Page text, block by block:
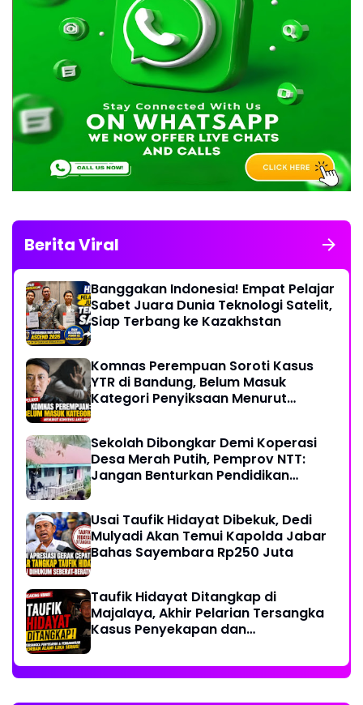
Berita Viral
Banggakan Indonesia! Empat Pelajar
Sabet Juara Dunia Teknologi Satelit,
Siap Terbang ke Kazakhstan
Komnas Perempuan Soroti Kasus
YTR di Bandung, Belum Masuk
Kategori Penyiksaan Menurut
Sekolah Dibongkar Demi Koperasi
Desa Merah Putih, Pemprov NTT:
Jangan Benturkan Pendidikan
Usai Taufik Hidayat Dibekuk, Dedi
Mulyadi Akan Temui Kapolda Jabar
Bahas Sayembara Rp250 Juta
Taufik Hidayat Ditangkap di
Majalaya, Akhir Pelarian Tersangka
Kasus Penyekapan dan